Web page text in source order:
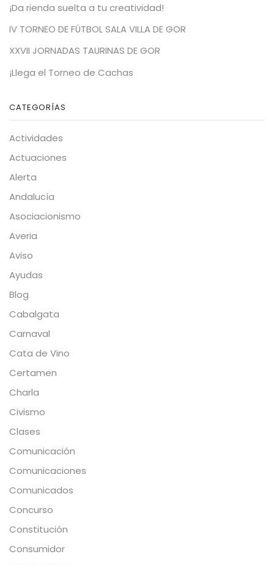
¡Da rienda suelta a tu creatividad!
IV TORNEO DE FÚTBOL SALA VILLA DE GOR
XXVII JORNADAS TAURINAS DE GOR
¡Llega el Torneo de Cachas
CATEGORÍAS
Actividades
Actuaciones
Alerta
Andalucía
Asociacionismo
Averia
Aviso
Ayudas
Blog
Cabalgata
Carnaval
Cata de Vino
Certamen
Charla
Civismo
Clases
Comunicación
Comunicaciones
Comunicados
Concurso
Constitución
Consumidor